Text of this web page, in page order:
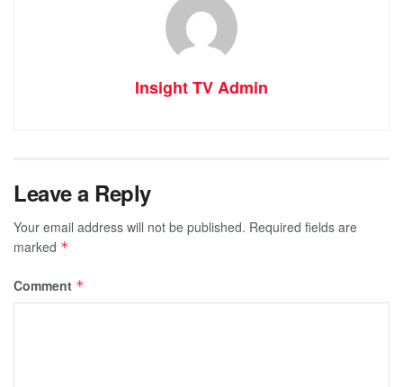
Insight TV Admin
Leave a Reply
Your email address will not be published. Required fields are
marked *
Comment *